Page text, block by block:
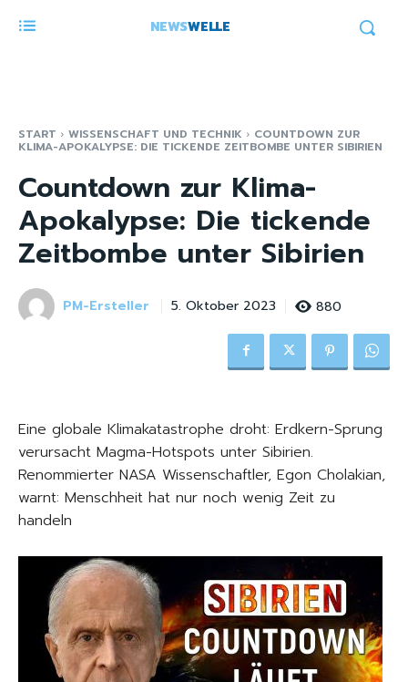
NEWSWELLE
START WISSENSCHAFT UND TECHNIK COUNTDOWN ZUR
KLIMA-APOKALYPSE: DIE TICKENDE ZEITBOMBE UNTER SIBIRIEN
Countdown zur Klima-
Apokalypse: Die tickende
Zeitbombe unter Sibirien
PM-Ersteller 5. Oktober 2023 880
Eine globale Klimakatastrophe droht: Erdkern-Sprung
verursacht Magma-Hotspots unter Sibirien.
Renommierter NASA Wissenschaftler, Egon Cholakian,
warnt: Menschheit hat nur noch wenig Zeit zu
handeln